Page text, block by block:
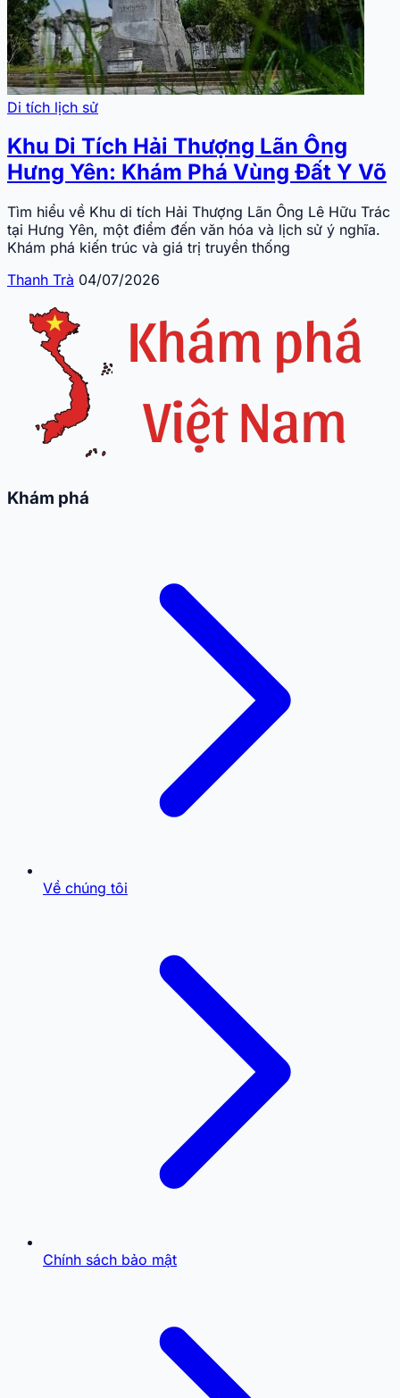
Di tích lịch sử
Khu Di Tích Hải Thượng Lãn Ông
Hưng Yên: Khám Phá Vùng Đất Y Võ
Tìm hiểu về Khu di tích Hải Thượng Lãn Ông Lê Hữu Trác
tại Hưng Yên, một điểm đến văn hóa và lịch sử ý nghĩa.
Khám phá kiến trúc và giá trị truyền thống
Thanh Trà 04/07/2026
Khám phá
Về chúng tôi
Chính sách bảo mật